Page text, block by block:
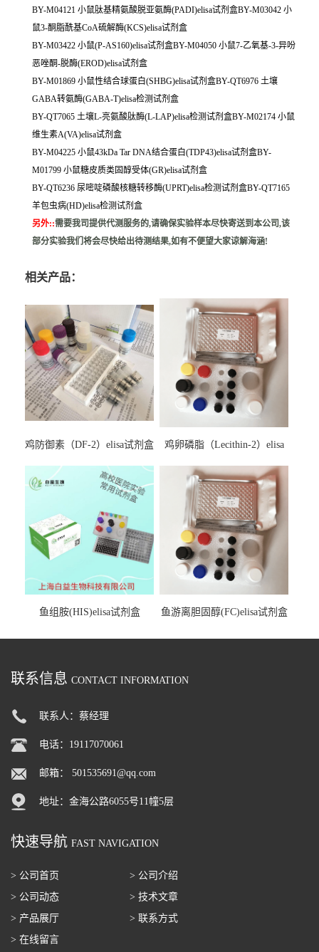
BY-M04121 小鼠肽基精氨酸脱亚氨酶(PADI)elisa试剂盒BY-M03042 小
鼠3-酮脂酰基CoA硫解酶(KCS)elisa试剂盒
BY-M03422 小鼠(P-AS160)elisa试剂盒BY-M04050 小鼠7-乙氧基-3-异吩
恶唑酮-脱酶(EROD)elisa试剂盒
BY-M01869 小鼠性结合球蛋白(SHBG)elisa试剂盒BY-QT6976 土壤
GABA转氨酶(GABA-T)elisa检测试剂盒
BY-QT7065 土壤L-亮氨酸肽酶(L-LAP)elisa检测试剂盒BY-M02174 小鼠
维生素A(VA)elisa试剂盒
BY-M04225 小鼠43kDa Tar DNA结合蛋白(TDP43)elisa试剂盒BY-
M01799 小鼠糖皮质类固醇受体(GR)elisa试剂盒
BY-QT6236 尿嘧啶磷酸核糖转移酶(UPRT)elisa检测试剂盒BY-QT7165
羊包虫病(HD)elisa检测试剂盒
另外::需要我司提供代测服务的,请确保实验样本尽快寄送到本公司,该
部分实验我们将会尽快给出待测结果,如有不便望大家谅解海涵!
相关产品：
鸡防御素（DF-2）elisa试剂盒
鸡卵磷脂（Lecithin-2）elisa
鱼组胺(HIS)elisa试剂盒 鱼游离胆固醇(FC)elisa试剂盒
联系信息 CONTACT INFORMATION
联系人：蔡经理
电话：19117070061
邮箱： 501535691@qq.com
地址：金海公路6055号11幢5层
快速导航 FAST NAVIGATION
> 公司首页
> 公司介绍
> 公司动态
> 技术文章
> 产品展厅
> 联系方式
> 在线留言